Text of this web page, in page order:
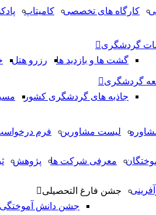
کارگاه های تخصصی کامیتاپ
گردشگری
گشت ها و بازدید ها
رزرو هتل
گردشگری
جاذبه های گردشگری کشور
لیست مشاورین فرم
معرفی شرکت ها پژوهش
جشن فارغ التحصیلی
جشن دانش آموختگی 96